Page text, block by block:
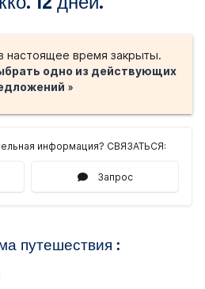
12 дней.
настоящее время закрыты.
одно из действующих
»
информация? СВЯЗАТЬСЯ:
Запрос
путешествия :